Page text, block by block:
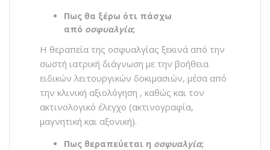
Πως θα ξέρω ότι πάσχω
από οσφυαλγία;
Η θεραπεία της οσφυαλγίας ξεκινά από την
σωστή ιατρική διάγνωση με την βοήθεια
ειδικών λειτουργικών δοκιμασιών, μέσα από
την κλινική αξιολόγηση , καθώς και τον
ακτινολογικό έλεγχο (ακτινογραφία,
μαγνητική και αξονική).
Πως θεραπεύεται η οσφυαλγία;